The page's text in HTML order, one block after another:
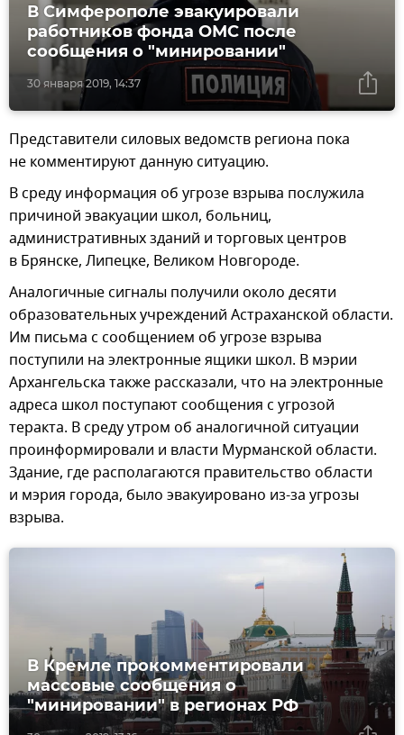
30 января 2019, 14:37
В Симферополе эвакуировали
работников фонда ОМС после
сообщения о "минировании"
Представители силовых ведомств региона пока
не комментируют данную ситуацию.
В среду информация об угрозе взрыва послужила
причиной эвакуации школ, больниц,
административных зданий и торговых центров
в Брянске, Липецке, Великом Новгороде.
Аналогичные сигналы получили около десяти
образовательных учреждений Астраханской области.
Им письма с сообщением об угрозе взрыва
поступили на электронные ящики школ. В мэрии
Архангельска также рассказали, что на электронные
адреса школ поступают сообщения с угрозой
теракта. В среду утром об аналогичной ситуации
проинформировали и власти Мурманской области.
Здание, где располагаются правительство области
и мэрия города, было эвакуировано из-за угрозы
взрыва.
В Кремле прокомментировали
массовые сообщения о
"минировании" в регионах РФ